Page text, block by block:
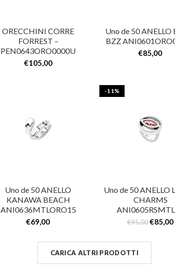
ORECCHINI CORRE
FORREST –
PEN0643ORO0000U
€105,00
Uno de 50 ANELLO
BZZ
€85,00
Uno de 50 ANELLO
KANAWA BEACH
ANI0636MTLORO15
€69,00
-11%
Uno de 50 ANELLO
CHARMS
€95,00€85,00
CARICA ALTRI PRODOTTI